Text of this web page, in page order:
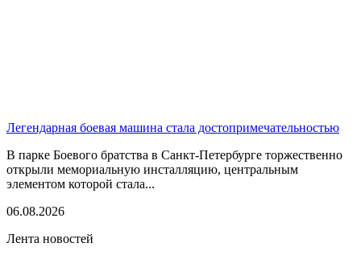
Легендарная боевая машина стала достопримечательностью
В парке Боевого братства в Санкт-Петербурге торжественно
открыли мемориальную инсталляцию, центральным
элементом которой стала...
06.08.2026
Лента новостей